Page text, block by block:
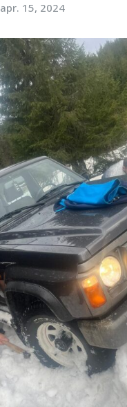
apr. 15, 2024